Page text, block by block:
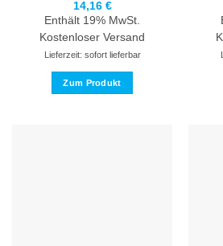
14,16 €
Enthält 19% MwSt.
Kostenloser Versand
Lieferzeit: sofort lieferbar
Zum Produkt